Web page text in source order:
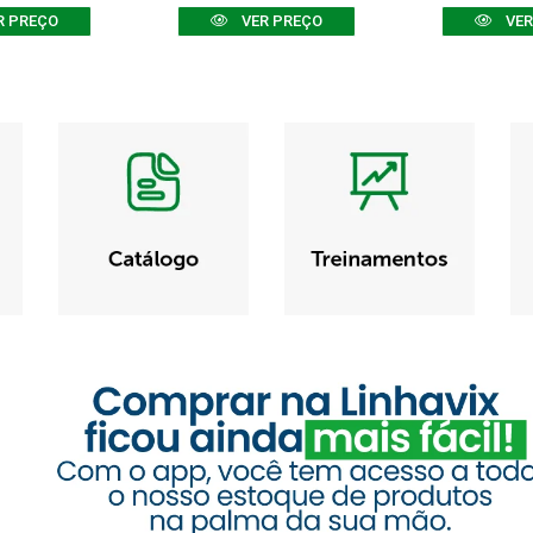
PREÇO VER PREÇO